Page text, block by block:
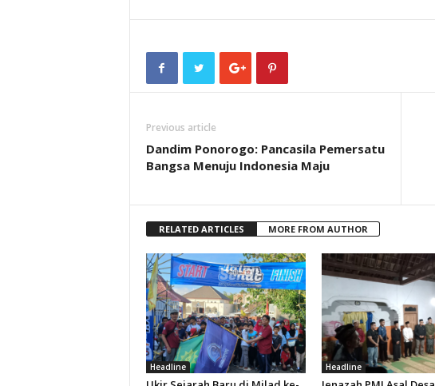
Previous article
Dandim Ponorogo: Pancasila Pemersatu
Bangsa Menuju Indonesia Maju
RELATED ARTICLES MORE FROM AUTHOR
Headline Headline